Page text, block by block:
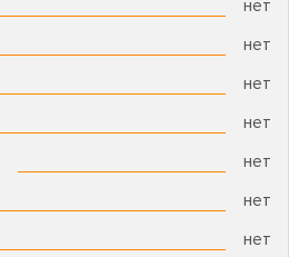
нет
нет
нет
нет
нет
нет
нет